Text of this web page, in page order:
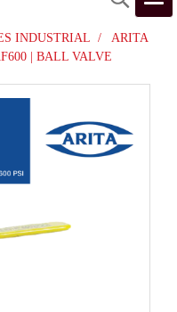
INDUSTRIAL
ARITA
| BALL VALVE